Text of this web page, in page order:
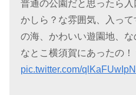
普通の公園だと思ったら
かしら？な雰囲気、入っ
の海、かわいい遊園地、
なとこ横須賀にあったの
pic.twitter.com/qlKaFUwIpN